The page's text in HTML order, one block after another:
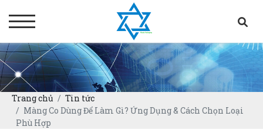
Trang chủ
Tin tức
Màng Co Dùng Để Làm Gì? Ứng Dụng & Cách Chọn Loại
Phù Hợp